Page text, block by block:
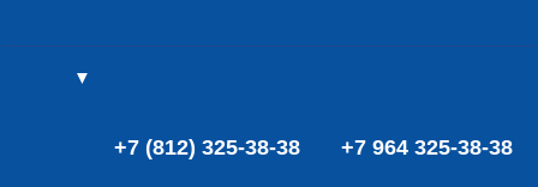
▼
+7 964 325-38-38
+7 (812) 325-38-38